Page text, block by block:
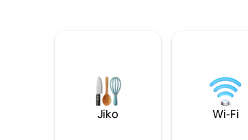
Jiko Wi-Fi